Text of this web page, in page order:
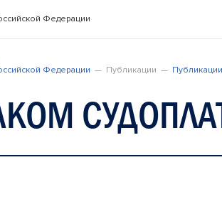
Федерации
Федерации Публикации